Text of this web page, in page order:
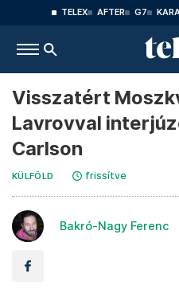
TELEX AFTER G7
Visszatért
Lavrovval
Carlson
KÜLFÖLD frissítve
Bakró-Nagy Ferenc